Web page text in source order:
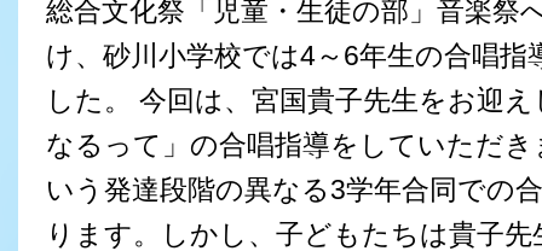
総合文化祭「児童・生徒の部」音楽祭
け、砂川小学校では4～6年生の合唱指
した。 今回は、宮国貴子先生をお迎
なるって」の合唱指導をしていただ
いう発達段階の異なる3学年合同での
ります。しかし、子どもたちは貴子